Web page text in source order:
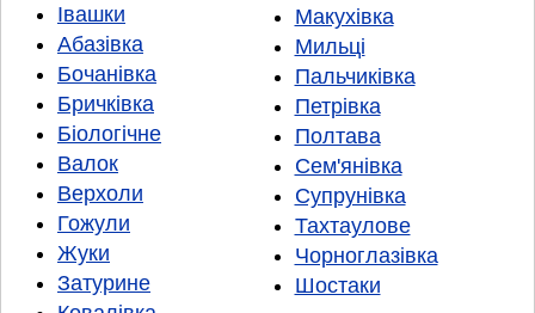
Івашки
Абазівка
Бочанівка
Бричківка
Біологічне
Валок
Верхоли
Гожули
Жуки
Затурине
Макухівка
Мильці
Пальчиківка
Петрівка
Полтава
Сем'янівка
Супрунівка
Тахтаулове
Чорноглазівка
Шостаки